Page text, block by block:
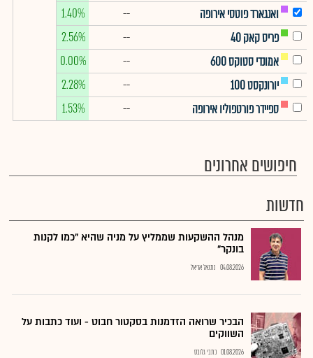
ואנגארד פוטסי אירופה
--
1.40%
פריס קאק 40
--
2.56%
אמונדי סטוקס 600
--
0.00%
יורונקסט 100
--
2.28%
ספיידר פורטפוליו אירופה
--
1.53%
חיפושים אחרונים
חדשות
מנהל ההשקעות שממליץ על מניה שהיא "כמו לקנות
בונקר"
04.08.2026 נתנאל אריאל
הבכיר שרואה הזדמנות בסקטור חבוט - ועוד כתבות על
השווקים
01.08.2026 כתבי גלובס